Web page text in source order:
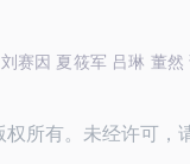
赛因 夏筱军 吕琳 董
所有。未经许可，